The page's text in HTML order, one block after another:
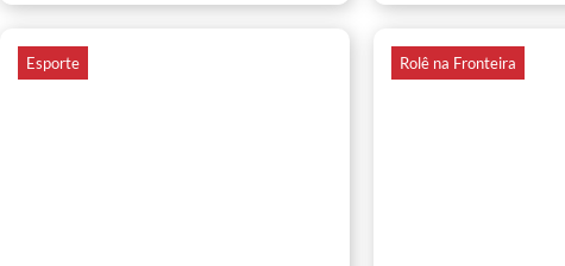
Esporte Rolê na Fronteira